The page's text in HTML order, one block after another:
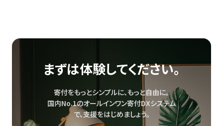
まずは体験してください。
寄付をもっとシンプルに、もっと自由に。
国内No.1のオールインワン寄付DXシステム
で、支援をはじめましょう。